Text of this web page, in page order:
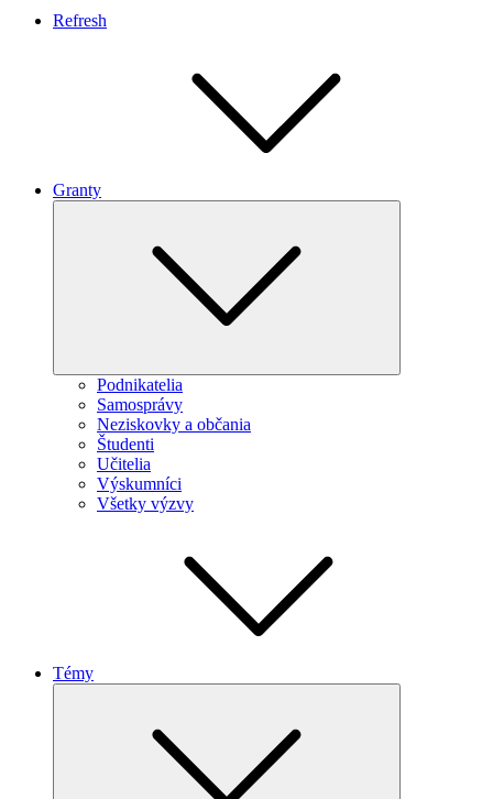
Refresh
Granty
Podnikatelia
Samosprávy
Neziskovky a občania
Študenti
Učitelia
Výskumníci
Všetky výzvy
Témy